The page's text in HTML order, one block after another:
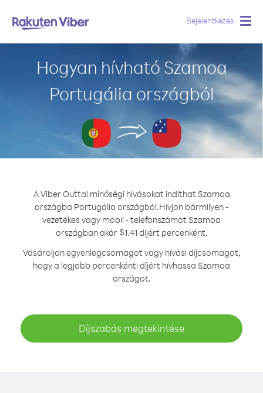
Bejelentkezés
Hogyan hívható Szamoa
Portugália országból
A Viber Outtal minőségi hívásokat indíthat Szamoa
országba Portugália országból.Hívjon bármilyen -
vezetékes vagy mobil - telefonszámot Szamoa
országban akár $1.41 díjért percenként.
Vásároljon egyenlegcsomagot vagy hívási díjcsomagot,
hogy a legjobb percenkénti díjért hívhassa Szamoa
országot.
Díjszabás megtekintése